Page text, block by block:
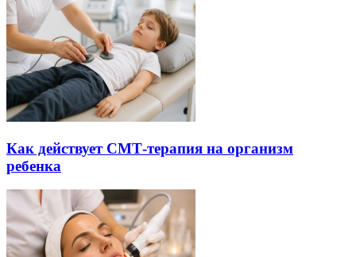
Как действует СМТ-терапия на организм
ребенка